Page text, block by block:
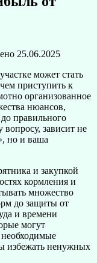
25.06.2025
может стать
приступить к
организованное
нюансов,
правильного
зависит не
но и ваша
и закупкой
кормления и
множество
до защиты от
и времени
могут
необходимые
избежать ненужных